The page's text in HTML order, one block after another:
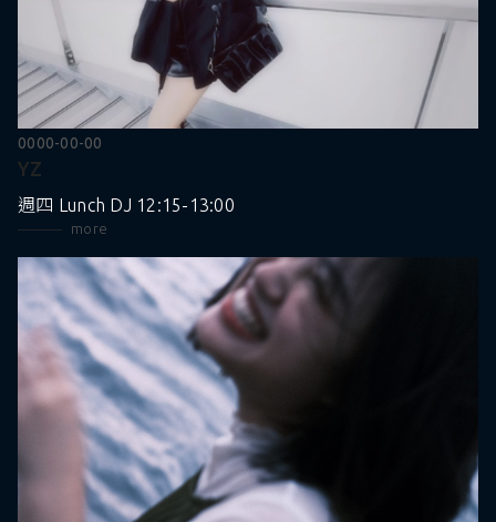
0000-00-00
YZ
週四 Lunch DJ 12:15-13:00
more